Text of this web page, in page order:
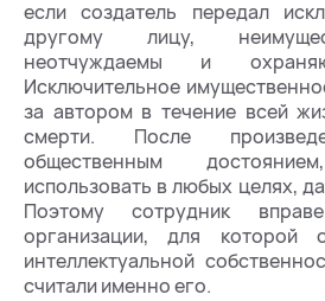
если создатель передал
другому лицу,
неотчуждаемы и
Исключительное
за автором в течение всей
смерти. После
общественным
использовать в любых целях,
Поэтому сотрудник
организации, для которой
интеллектуальной
считали именно его.